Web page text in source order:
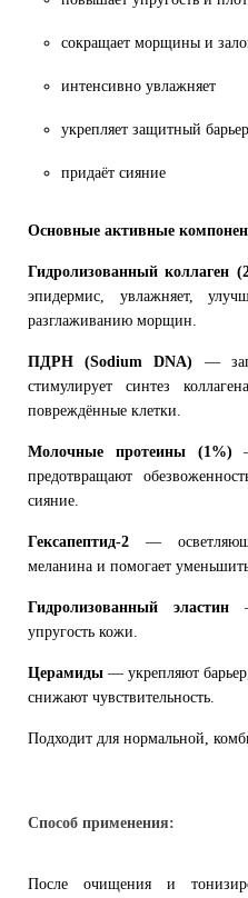
сокращает морщины и
интенсивно увлажняет
укрепляет защитный барьер
придаёт сияние
Основные активные
Гидролизованный коллаген
эпидермис, увлажняет,
разглаживанию морщин.
ПДРН (Sodium DNA) —
стимулирует синтез
повреждённые клетки.
Молочные протеины (1%)
предотвращают
сияние.
Гексапептид-2 —
меланина и помогает
Гидролизованный эластин
упругость кожи.
Церамиды — укрепляют
снижают чувствительность.
Подходит для нормальной,
Способ применения:
После очищения и